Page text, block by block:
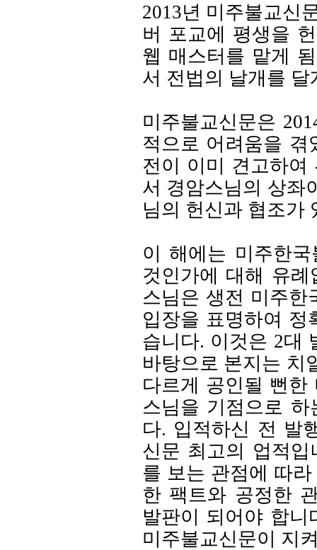
2013년 미주불교신
버 포교에 평생을
웹 매스터를 맡게
서 전법의 날개를 달
미주불교신문은
적으로 어려움을
전이 이미 견고하
서 경암스님의 상좌
님의 헌신과 협조가
이 해에는 미주한
것인가에 대해 유
스님은 생전 미주한
입장을 표명하여 정
습니다. 이것은 2대
바탕으로 본지는 치
다르게 공인될 뻔한
스님을 기점으로
다. 입적하신 전 발
신문 최고의 업적
를 보는 관점에 따
한 팩트와 공정한
발판이 되어야 합
미주불교신문이 지